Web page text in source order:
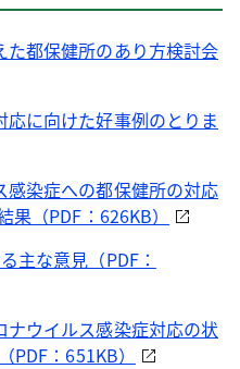
た都保健所のあり方検討会
に向けた好事例のとりま
感染症への都保健所の対応
（PDF：626KB）
主な意見（PDF：
ナウイルス感染症対応の状
：651KB）